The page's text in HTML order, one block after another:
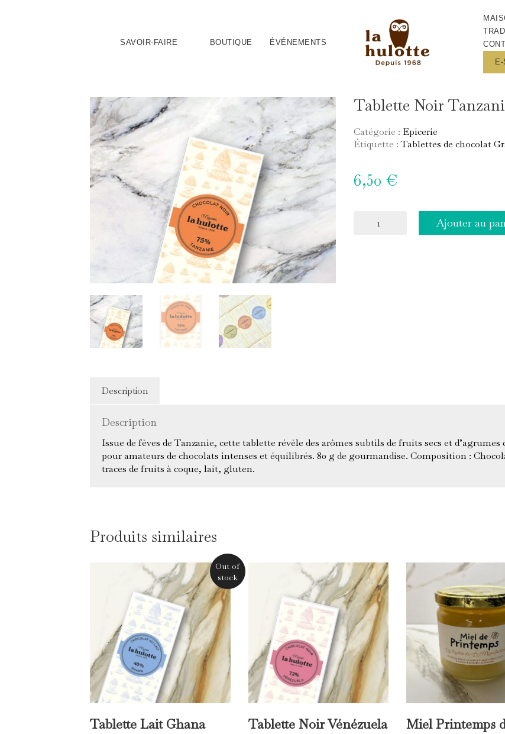
SAVOIR-FAIRE BOUTIQUE ÉVÉNEMENTS
Tablette Noir
Catégorie : Epicerie
Étiquette :Tablettes de chocolat
6,50 €
Ajouter au
Description